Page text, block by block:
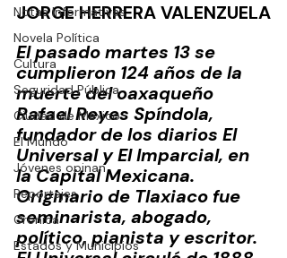
Notas Informativas
Novela Política
Cultura
Seguridad Pública
Ciudad de México
El Mundo
Jóvenes opinan
Reportajes
Crónica
Estados y Municipios
JORGE HERRERA VALENZUELA
El pasado martes 13 se
cumplieron 124 años de la
muerte del oaxaqueño
Rafael Reyes Spíndola,
fundador de los diarios El
Universal y El Imparcial, en
la Capital Mexicana.
Originario de Tlaxiaco fue
seminarista, abogado,
político, pianista y escritor.